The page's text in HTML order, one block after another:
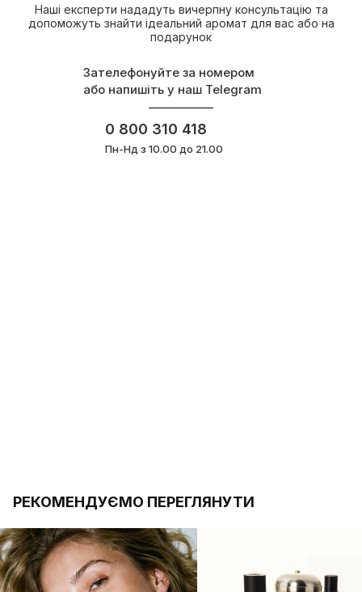
Наші експерти нададуть вичерпну консультацію та
допоможуть знайти ідеальний аромат для вас або на
подарунок
Зателефонуйте за номером
або напишіть у наш Telegram
0 800 310 418
Пн-Нд з 10.00 до 21.00
РЕКОМЕНДУЄМО ПЕРЕГЛЯНУТИ